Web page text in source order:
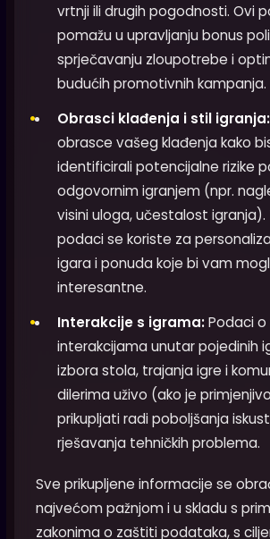
vrtnji ili drugih pogodnosti. Ovi
pomažu u upravljanju bonus
sprječavanju zloupotrebe i
budućih promotivnih kampanja.
Obrasci klađenja i stil igranja:
obrasce vašeg klađenja kako
identificirali potencijalne rizike
odgovornim igranjem (npr.
visini uloga, učestalost igranja).
podaci se koriste za
igara i ponuda koje bi vam
interesantne.
Interakcije s igrama:Podaci
interakcijama unutar pojedinih
izbora stola, trajanja igre i
dilerima uživo (ako je
prikupljati radi poboljšanja
rješavanja tehničkih problema.
Sve prikupljene informacije se
najvećom pažnjom i u skladu s
zakonima o zaštiti podataka, s